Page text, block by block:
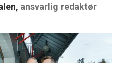
ansvarlig redaktør